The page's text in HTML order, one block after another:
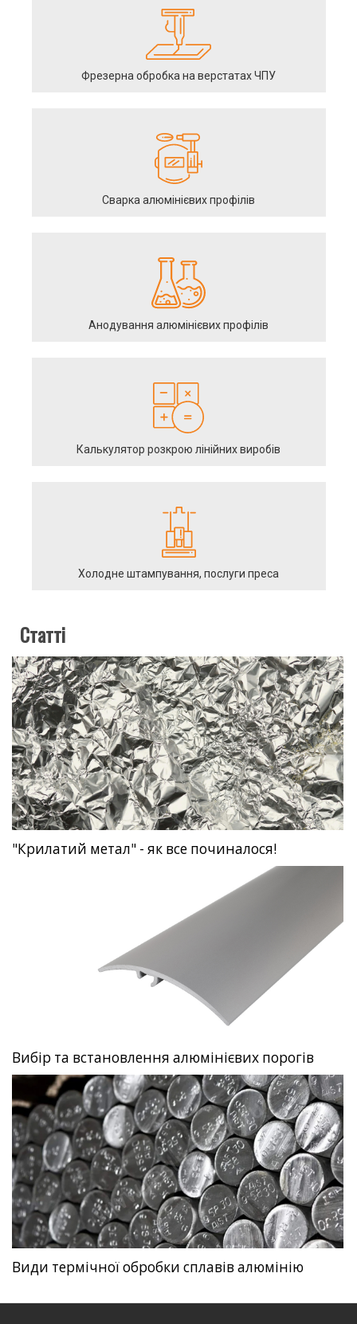
Фрезерна обробка на верстатах ЧПУ
Сварка алюмінієвих профілів
Анодування алюмінієвих профілів
Калькулятор розкрою лінійних виробів
Холодне штампування, послуги преса
Статті
"Крилатий метал" - як все починалося!
Вибір та встановлення алюмінієвих порогів
Види термічної обробки сплавів алюмінію